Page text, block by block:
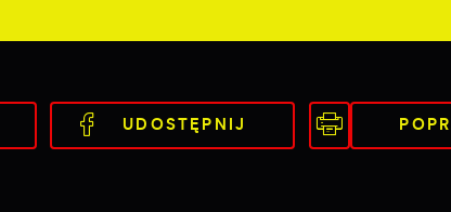
UDOSTĘPNIJ